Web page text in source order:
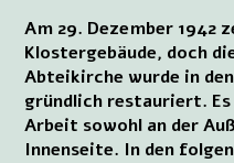
Am 29. Dezember 1942
Klostergebäude, doch
Abteikirche wurde in
gründlich restauriert.
Arbeit sowohl an der
Innenseite. In den